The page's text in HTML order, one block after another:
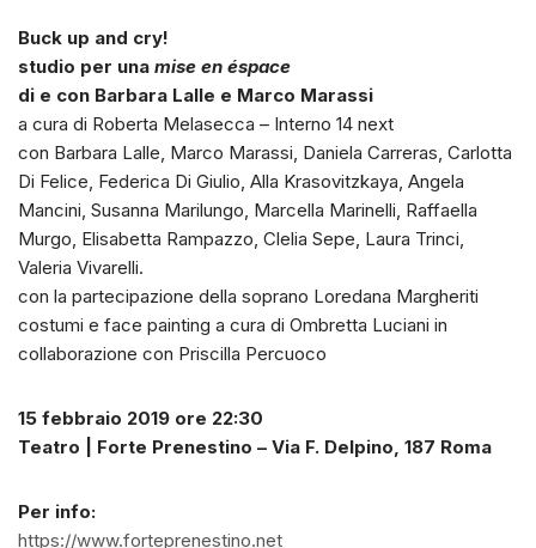
Buck up and cry!
studio per una mise en éspace
di e con Barbara Lalle e Marco Marassi
a cura di Roberta Melasecca – Interno 14 next
con Barbara Lalle, Marco Marassi, Daniela Carreras, Carlotta
Di Felice, Federica Di Giulio, Alla Krasovitzkaya, Angela
Mancini, Susanna Marilungo, Marcella Marinelli, Raffaella
Murgo, Elisabetta Rampazzo, Clelia Sepe, Laura Trinci,
Valeria Vivarelli.
con la partecipazione della soprano Loredana Margheriti
costumi e face painting a cura di Ombretta Luciani in
collaborazione con Priscilla Percuoco
15 febbraio 2019 ore 22:30
Teatro | Forte Prenestino – Via F. Delpino, 187 Roma
Per info:
https://www.forteprenestino.net